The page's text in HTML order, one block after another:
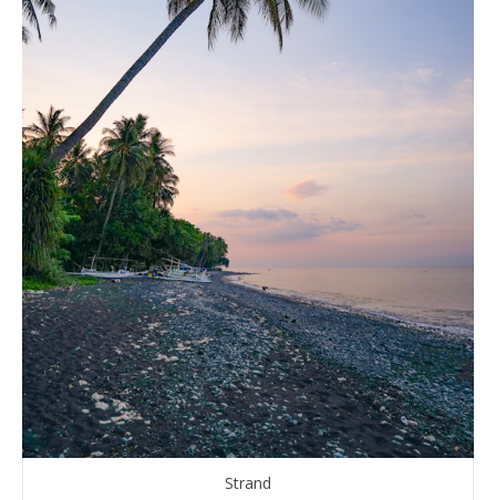
Strand